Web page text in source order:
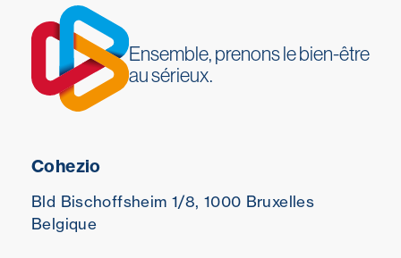
Ensemble, prenons le bien-être
au sérieux.
Cohezio
Bld Bischoffsheim 1/8, 1000 Bruxelles
Belgique